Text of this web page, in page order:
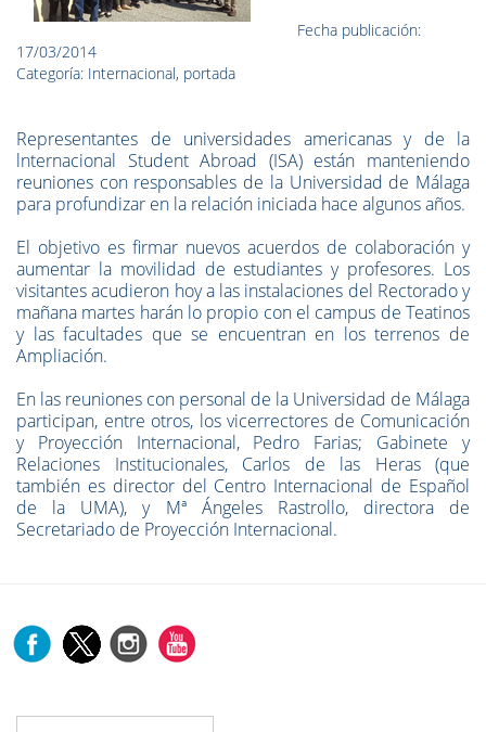
Fecha publicación:
17/03/2014
Categoría: Internacional, portada
Representantes de universidades americanas y de la
lnternacional Student Abroad (ISA) están manteniendo
reuniones con responsables de la Universidad de Málaga
para profundizar en la relación iniciada hace algunos años.
El objetivo es firmar nuevos acuerdos de colaboración y
aumentar la movilidad de estudiantes y profesores. Los
visitantes acudieron hoy a las instalaciones del Rectorado y
mañana martes harán lo propio con el campus de Teatinos
y las facultades que se encuentran en los terrenos de
Ampliación.
En las reuniones con personal de la Universidad de Málaga
participan, entre otros, los vicerrectores de Comunicación
y Proyección Internacional, Pedro Farias; Gabinete y
Relaciones Institucionales, Carlos de las Heras (que
también es director del Centro Internacional de Español
de la UMA), y Mª Ángeles Rastrollo, directora de
Secretariado de Proyección Internacional.